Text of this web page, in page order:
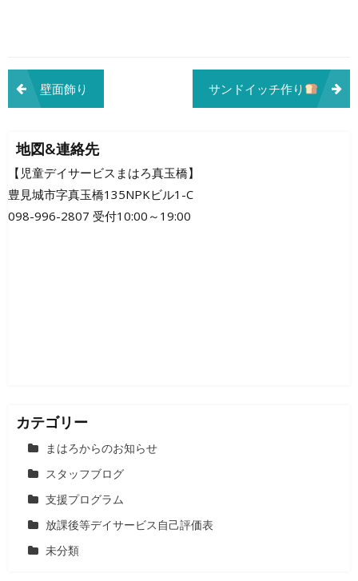
投
稿
ナ
ビ
ゲ
壁面飾り サンドイッチ作り
地図&連絡先
【児童デイサービスまはろ真玉橋】
豊見城市字真玉橋135NPKビル1-C
098-996-2807 受付10:00～19:00
カテゴリー
まはろからのお知らせ
スタッフブログ
支援プログラム
放課後等デイサービス自己評価表
未分類